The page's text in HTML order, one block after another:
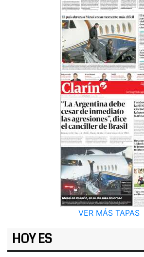
VER MÁS TAPAS
HOY ES